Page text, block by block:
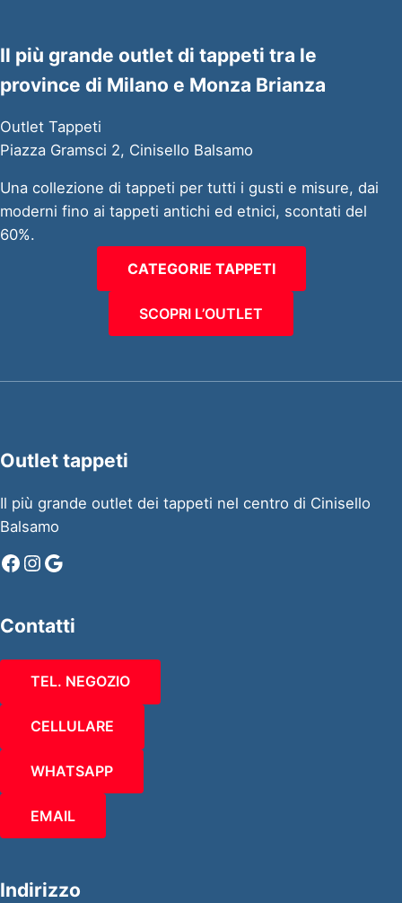
Il più grande outlet di tappeti tra le
province di Milano e Monza Brianza
Outlet Tappeti
Piazza Gramsci 2, Cinisello Balsamo
Una collezione di tappeti per tutti i gusti e misure, dai
moderni fino ai tappeti antichi ed etnici, scontati del
60%.
CATEGORIE TAPPETI
SCOPRI L’OUTLET
Outlet tappeti
Il più grande outlet dei tappeti nel centro di Cinisello
Balsamo
Facebook
Instagram
Google
Contatti
TEL. NEGOZIO
CELLULARE
WHATSAPP
EMAIL
Indirizzo